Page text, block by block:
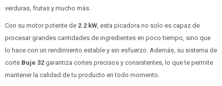
verduras, frutas y mucho más.
Con su motor potente de 2.2 kW , esta picadora no solo es capaz de
procesar grandes cantidades de ingredientes en poco tiempo, sino que
lo hace con un rendimiento estable y sin esfuerzo. Además, su sistema de
corte Buje 32 garantiza cortes precisos y consistentes, lo que te permite
mantener la calidad de tu producto en todo momento.